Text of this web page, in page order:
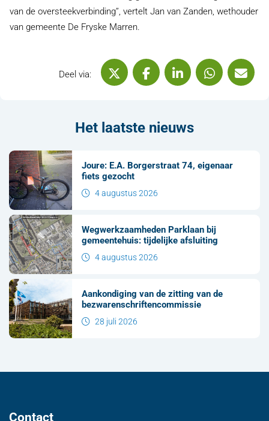
van de oversteekverbinding’’, vertelt Jan van Zanden, wethouder
van gemeente De Fryske Marren.
Deel via:
Deel via X (Twitter)
Deel via Facebook
Deel via LinkedIn
Deel via
Het laatste nieuws
Joure: E.A. Borgerstraat 74, eigenaar
fiets gezocht
4 augustus 2026
Wegwerkzaamheden Parklaan bij
gemeentehuis: tijdelijke afsluiting
4 augustus 2026
Aankondiging van de zitting van de
bezwarenschriftencommissie
28 juli 2026
Contact